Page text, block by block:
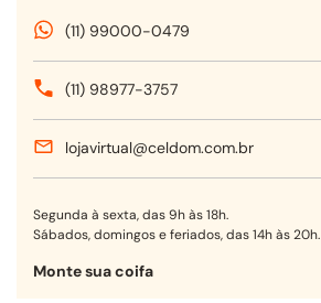
(11) 99000-0479
(11) 98977-3757
lojavirtual@celdom.com.br
Segunda à sexta, das 9h às 18h.
Sábados, domingos e feriados, das 14h às 20h.
Monte sua coifa